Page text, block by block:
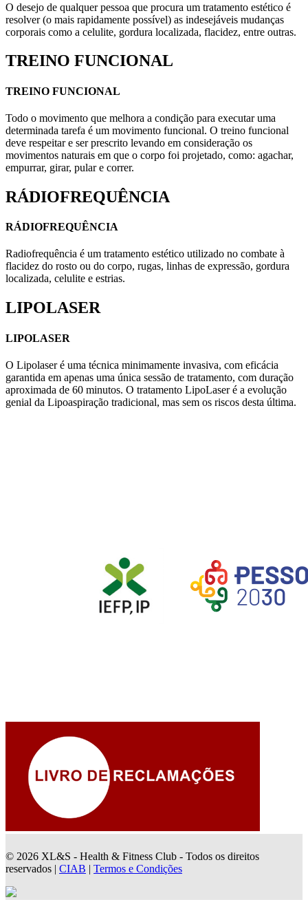
O desejo de qualquer pessoa que procura um tratamento estético é
resolver (o mais rapidamente possível) as indesejáveis mudanças
corporais como a celulite, gordura localizada, flacidez, entre outras.
TREINO FUNCIONAL
TREINO FUNCIONAL
Todo o movimento que melhora a condição para executar uma
determinada tarefa é um movimento funcional. O treino funcional
deve respeitar e ser prescrito levando em consideração os
movimentos naturais em que o corpo foi projetado, como: agachar,
empurrar, girar, pular e correr.
RÁDIOFREQUÊNCIA
RÁDIOFREQUÊNCIA
Radiofrequência é um tratamento estético utilizado no combate à
flacidez do rosto ou do corpo, rugas, linhas de expressão, gordura
localizada, celulite e estrias.
LIPOLASER
LIPOLASER
O Lipolaser é uma técnica minimamente invasiva, com eficácia
garantida em apenas uma única sessão de tratamento, com duração
aproximada de 60 minutos. O tratamento LipoLaser é a evolução
genial da Lipoaspiração tradicional, mas sem os riscos desta última.
© 2026 XL&S - Health & Fitness Club - Todos os direitos
reservados | CIAB | Termos e Condições